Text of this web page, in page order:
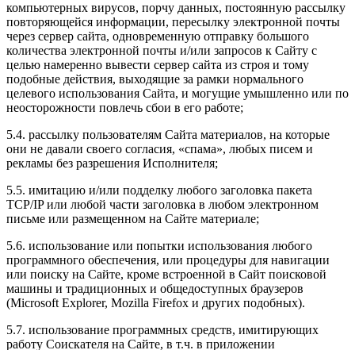
компьютерных вирусов, порчу данных, постоянную рассылку
повторяющейся информации, пересылку электронной почты
через сервер сайта, одновременную отправку большого
количества электронной почты и/или запросов к Сайту с
целью намеренно вывести сервер сайта из строя и тому
подобные действия, выходящие за рамки нормального
целевого использования Сайта, и могущие умышленно или по
неосторожности повлечь сбои в его работе;
5.4. рассылку пользователям Сайта материалов, на которые
они не давали своего согласия, «спама», любых писем и
рекламы без разрешения Исполнителя;
5.5. имитацию и/или подделку любого заголовка пакета
TCP/IP или любой части заголовка в любом электронном
письме или размещенном на Сайте материале;
5.6. использование или попытки использования любого
программного обеспечения, или процедуры для навигации
или поиску на Сайте, кроме встроенной в Сайт поисковой
машины и традиционных и общедоступных браузеров
(Microsoft Explorer, Mozilla Firefox и других подобных).
5.7. использование программных средств, имитирующих
работу Соискателя на Сайте, в т.ч. в приложении